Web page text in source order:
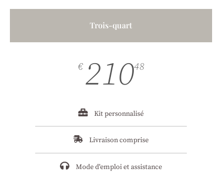
Trois-quart
€ 21048
Kit personnalisé
Livraison comprise
Mode d'emploi et assistance